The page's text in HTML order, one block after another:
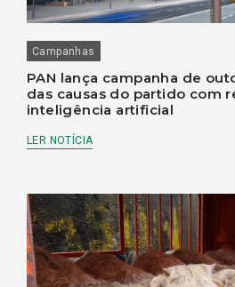
Campanhas
PAN lança campanha de
das causas do partido com
inteligência artificial
LER NOTÍCIA